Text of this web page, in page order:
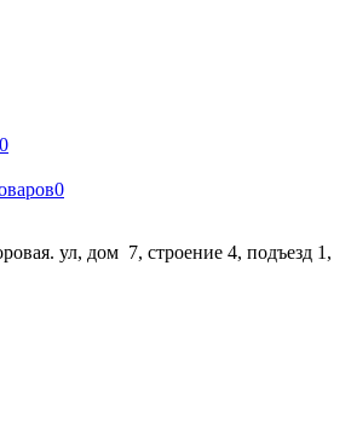
0
0
ул, дом 7, строение 4, подъезд 1,